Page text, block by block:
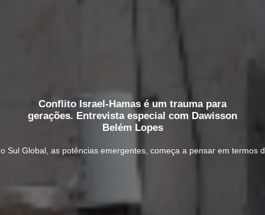
Conflito Israel-Hamas é um trauma para
gerações. Entrevista especial com Dawisson
Belém Lopes
Sul Global, as potências emergentes, começa a pensar em termos